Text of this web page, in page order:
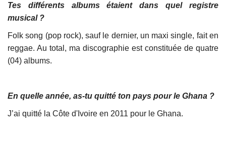
Tes différents albums étaient dans quel registre
musical ?
Folk song (pop rock), sauf le dernier, un maxi single, fait en
reggae. Au total, ma discographie est constituée de quatre
(04) albums.
En quelle année, as-tu quitté ton pays pour le Ghana ?
J’ai quitté la Côte d'Ivoire en 2011 pour le Ghana.